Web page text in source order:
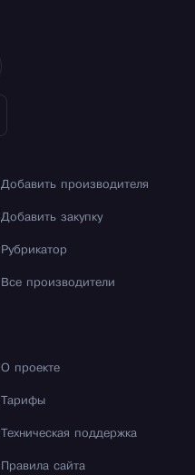
Добавить производителя
Добавить закупку
Рубрикатор
Все производители
О проекте
Тарифы
Техническая поддержка
Правила сайта